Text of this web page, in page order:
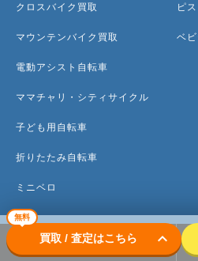
無料
買取 / 査定はこちら keyboard_arrow_down
クロスバイク買取
マウンテンバイク買取
電動アシスト自転車
ママチャリ・シティサイクル
子ども用自転車
折りたたみ自転車
ミニベロ
ピ
ベ
トップ